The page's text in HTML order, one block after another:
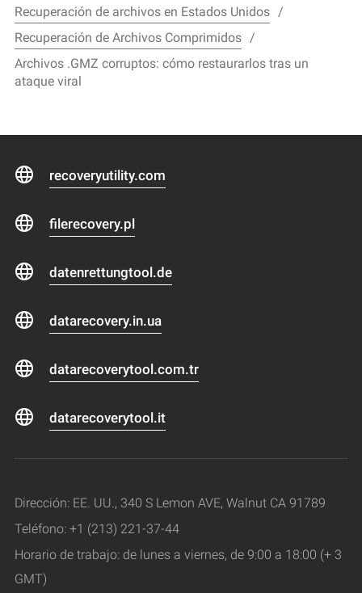
Recuperación de archivos en Estados Unidos
Recuperación de Archivos Comprimidos
Archivos .GMZ corruptos: cómo restaurarlos tras un
ataque viral
recoveryutility.com
filerecovery.pl
datenrettungtool.de
datarecovery.in.ua
datarecoverytool.com.tr
datarecoverytool.it
Dirección: EE. UU., 340 S Lemon AVE, Walnut CA 91789
Teléfono: +1 (213) 221-37-44
Horario de trabajo: de lunes a viernes, de 9:00 a 18:00 (+ 3
GMT)